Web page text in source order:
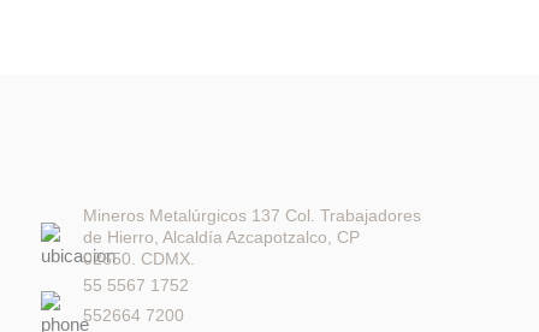
Mineros Metalúrgicos 137 Col. Trabajadores
de Hierro, Alcaldía Azcapotzalco, CP
02650. CDMX.
55 5567 1752
552664 7200